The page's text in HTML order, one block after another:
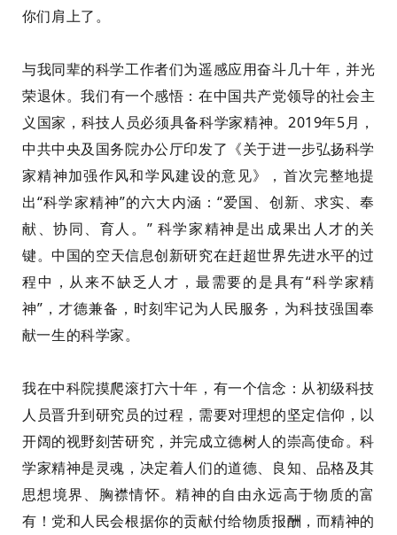
你们肩上了。
与我同辈的科学工作者们为遥感应用奋斗几十年 ， 并光
荣退休。我们有一个感悟：在中国共产党领导的社会主
义国家，科技人员必须具备科学家精神。2019年5月，
中共中央及国务院办公厅印发了《关于进一步弘扬科学
家精神加强作风和学风建设的意见》，首次完整地提
出“科学家精神”的六大内涵：“爱国、创新、求实、奉
献、协同、育人。” 科学家精神是出成果出人才的关
键。中国的空天信息创新研究在赶超世界先进水平的过
程中，从来不缺乏人才，最需要的是具有“科学家精
神”，才德兼备，时刻牢记为人民服务， 为科技强国奉
献一生的科学家。
我在中科院摸爬滚打六十年，有一个信念：从初级科技
人员晋升到研究员的过程， 需要对理想的坚定信仰， 以
开阔的视野刻苦研究， 并完成立德树人的崇高使命。科
学家精神是灵魂，决定着人们的道德、良知、品格及其
思想境界、胸襟情怀。精神的自由永远高于物质的富
有！党和人民会根据你的贡献付给物质报酬 ，而精神的